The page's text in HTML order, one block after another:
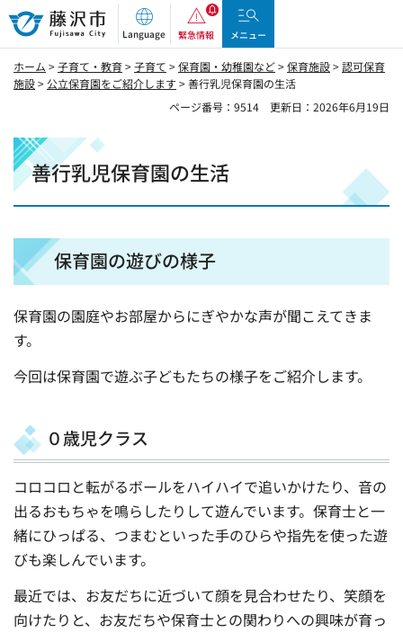
藤沢市
Language 緊急情報 メニュー
ホーム >子育て・教育>子育て >保育園・幼稚園など>保育施設>認可保育
施設>公立保育園をご紹介します> 善行乳児保育園の生活
ページ番号：9514
更新日：2026年6月19日
善行乳児保育園の生活
保育園の遊びの様子
保育園の園庭やお部屋からにぎやかな声が聞こえてきま
す。
今回は保育園で遊ぶ子どもたちの様子をご紹介します。
０歳児クラス
コロコロと転がるボールをハイハイで追いかけたり、音の
出るおもちゃを鳴らしたりして遊んでいます。保育士と一
緒にひっぱる、つまむといった手のひらや指先を使った遊
びも楽しんでいます。
最近では、お友だちに近づいて顔を見合わせたり、笑顔を
向けたりと、お友だちや保育士との関わりへの興味が育っ